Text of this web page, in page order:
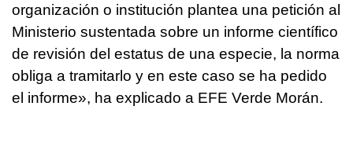
organización o institución plantea una petición al
Ministerio sustentada sobre un informe científico
de revisión del estatus de una especie, la norma
obliga a tramitarlo y en este caso se ha pedido
el informe», ha explicado a EFE Verde Morán.